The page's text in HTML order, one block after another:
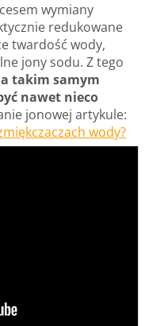
wymiany
redukowane
twardość wody,
jony sodu. Z tego
takim samym
nawet nieco
jonowej artykule:
wody?